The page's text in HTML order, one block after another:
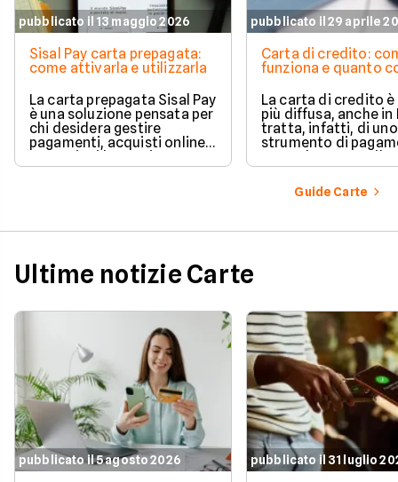
pubblicato il 13 maggio 2026
Sisal Pay carta prepagata:
come attivarla e utilizzarla
La carta prepagata Sisal Pay
è una soluzione pensata per
chi desidera gestire
pagamenti, acquisti online e
operazioni bancarie
quotidiane senza aprire un
pubblicato il 29 aprile
Carta di credito:
funziona e quanto
La carta di credito è
più diffusa, anche in
tratta, infatti, di uno
strumento di
comodo e versatile.
Vediamo quindi di
tratta quando si
carte di credito.
Guide Carte
Ultime notizie Carte
pubblicato il 5 agosto 2026 pubblicato il 31 luglio